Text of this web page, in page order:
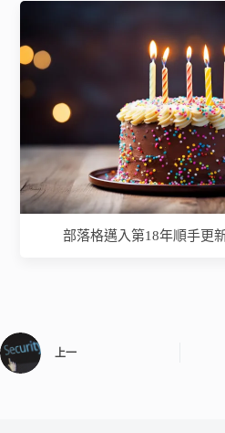
部落格邁入第18年順手更
上一